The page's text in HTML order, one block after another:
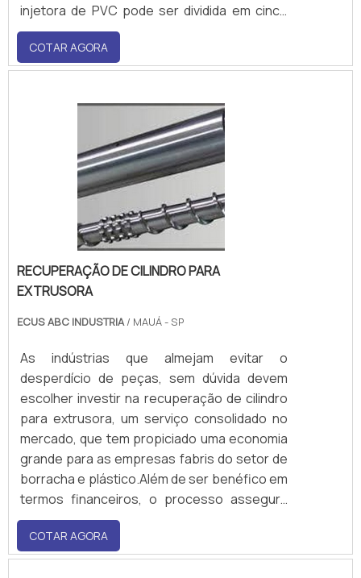
injetora de PVC pode ser dividida em cinco
partes, durante todo o processamento.
Essas partes são: Alimentação; Pré-
compressão; Compressão; Bloqueio.As
para cada tipo de material..
COTAR AGORA
RECUPERAÇÃO DE CILINDRO PARA
EXTRUSORA
ECUS ABC INDUSTRIA/ MAUÁ - SP
As indústrias que almejam evitar o
desperdício de peças, sem dúvida devem
escolher investir na recuperação de cilindro
para extrusora, um serviço consolidado no
mercado, que tem propiciado uma economia
grande para as empresas fabris do setor de
borracha e plástico.Além de ser benéfico em
termos financeiros, o processo assegura
um padrão excepcional de qualidade ao
cilindro, que conta com uma vida útil mais
prolongada, devido ter mais capacidade de
COTAR AGORA